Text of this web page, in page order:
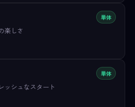
単体
楽しさ
単体
ッシュなスタート